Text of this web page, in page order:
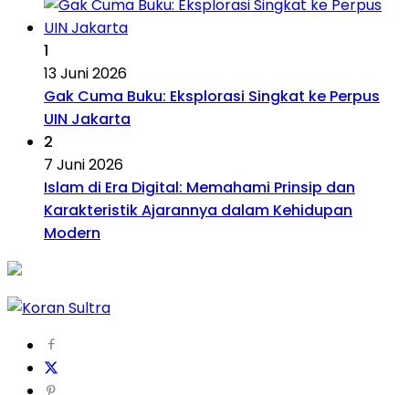
1
13 Juni 2026
Gak Cuma Buku: Eksplorasi Singkat ke Perpus
UIN Jakarta
2
7 Juni 2026
Islam di Era Digital: Memahami Prinsip dan
Karakteristik Ajarannya dalam Kehidupan
Modern